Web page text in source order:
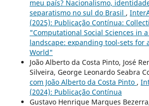
meu país? Nacionalismo,
separatismo no sul do Brasil ,
(2025): Publicação Contínua:
"Computational Social Sciences in
landscape: expanding tool-sets for
World"
João Alberto da Costa Pinto, José
Silveira, George Leonardo Seabra
com João Alberto da Costa Pinto ,
(2024): Publicação Contínua
Gustavo Henrique Marques